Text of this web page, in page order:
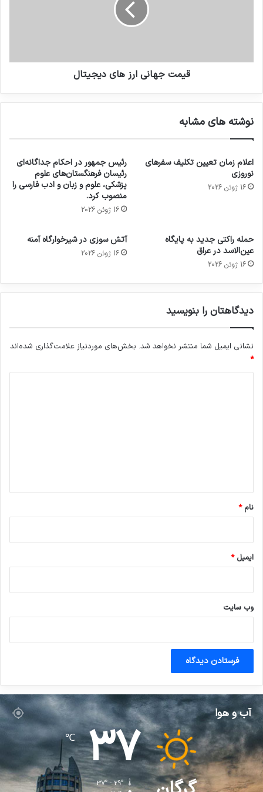
قیمت جهانی ارز های دیجیتال
نوشته های مشابه
اعلام زمان تعیین تکلیف سفرهای
نوروزی
16 ژوئن 2026
رئیس جمهور در احکام جداگانه‌ای
رئیسان فرهنگستان‌های علوم
پزشکی، علوم و زبان و ادب فارسی را
منصوب کرد.
16 ژوئن 2026
حمله راکتی جدید به پایگاه
عین‌الاسد در عراق
16 ژوئن 2026
آتش سوزی در شیرخوارگاه آمنه
16 ژوئن 2026
دیدگاهتان را بنویسید
نشانی ایمیل شما منتشر نخواهد شد. بخش‌های موردنیاز علامت‌گذاری شده‌اند
*
نام*
ایمیل*
وب‌ سایت
آب و هوا
37
℃
37º - 29º